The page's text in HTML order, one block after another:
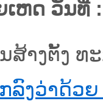
ຫດ ວັນທີ່ :
ສ້າງ​ຕັ້ງ​
ລົງ​ວ່າ​ດ້ວ